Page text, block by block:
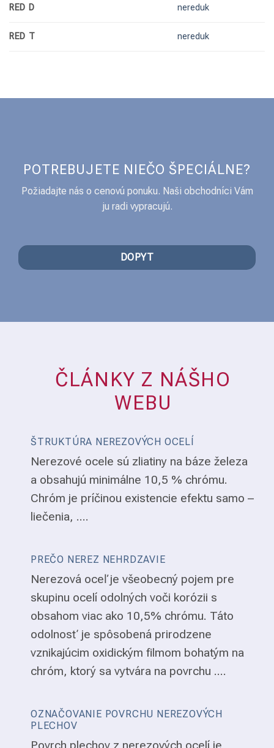
RED D nereduk
RED T nereduk
POTREBUJETE NIEČO ŠPECIÁLNE?
Požiadajte nás o cenovú ponuku. Naši obchodníci Vám
ju radi vypracujú.
DOPYT
ČLÁNKY Z NÁŠHO
WEBU
ŠTRUKTÚRA NEREZOVÝCH OCELÍ
Nerezové ocele sú zliatiny na báze železa
a obsahujú minimálne 10,5 % chrómu.
Chróm je príčinou existencie efektu samo –
liečenia, ....
PREČO NEREZ NEHRDZAVIE
Nerezová oceľ je všeobecný pojem pre
skupinu ocelí odolných voči korózii s
obsahom viac ako 10,5% chrómu. Táto
odolnosť je spôsobená prirodzene
vznikajúcim oxidickým filmom bohatým na
chróm, ktorý sa vytvára na povrchu ....
OZNAČOVANIE POVRCHU NEREZOVÝCH
PLECHOV